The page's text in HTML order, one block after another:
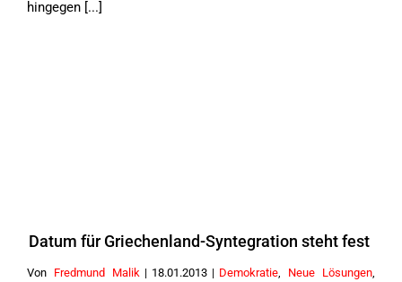
hingegen [...]
Datum für Griechenland-Syntegration steht fest
Von Fredmund Malik | 18.01.2013 | Demokratie, Neue Lösungen,